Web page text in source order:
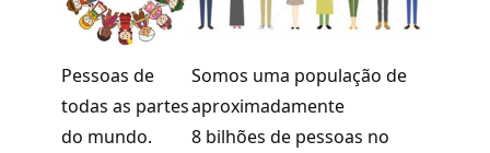
Pessoas de
todas as partes
do mundo.
Somos uma população de
aproximadamente
8 bilhões de pessoas no